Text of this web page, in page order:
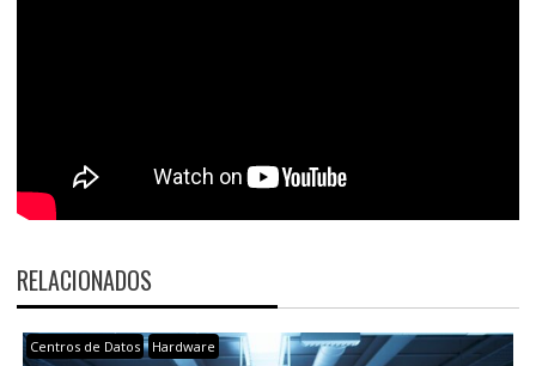
RELACIONADOS
Centros de Datos Hardware